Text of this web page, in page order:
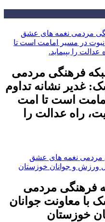
فرهنگی مردمی
غدیر نشانه تداوم
است تا امت
راه عدالت را
فرهنگی مردمی
با معاونت جوانان
خوزستان